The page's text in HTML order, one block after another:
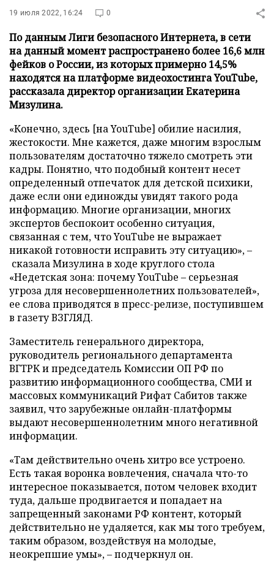
19 июля 2022, 16:24 0
По данным Лиги безопасного Интернета, в сети
на данный момент распространено более 16,6 млн
фейков о России, из которых примерно 14,5%
находятся на платформе видеохостинга YouTube,
рассказала директор организации Екатерина
Мизулина.
«Конечно, здесь [на YouTube] обилие насилия,
жестокости. Мне кажется, даже многим взрослым
пользователям достаточно тяжело смотреть эти
кадры. Понятно, что подобный контент несет
определенный отпечаток для детской психики,
даже если они единожды увидят такого рода
информацию. Многие организации, многих
экспертов беспокоит особенно ситуация,
связанная с тем, что YouTube не выражает
никакой готовности исправить эту ситуацию», –
сказала Мизулина в ходе круглого стола
«Недетская зона: почему YouTube – серьезная
угроза для несовершеннолетних пользователей»,
ее слова приводятся в пресс-релизе, поступившем
в газету ВЗГЛЯД.
Заместитель генерального директора,
руководитель регионального департамента
ВГТРК и председатель Комиссии ОП РФ по
развитию информационного сообщества, СМИ и
массовых коммуникаций Рифат Сабитов также
заявил, что зарубежные онлайн-платформы
выдают несовершеннолетним много негативной
информации.
«Там действительно очень хитро все устроено.
Есть такая воронка вовлечения, сначала что-то
интересное показывается, потом человек входит
туда, дальше продвигается и попадает на
запрещенный законами РФ контент, который
действительно не удаляется, как мы того требуем,
таким образом, воздействуя на молодые,
неокрепшие умы», – подчеркнул он.